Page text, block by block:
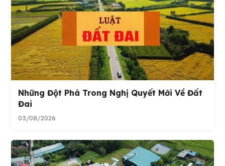
Những Đột Phá Trong Nghị Quyết Mới Về Đất
Đai
03/08/2026